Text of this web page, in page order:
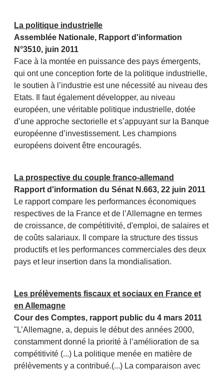
La politique industrielle
Assemblée Nationale, Rapport d'information
N°3510, juin 2011
Face à la montée en puissance des pays émergents,
qui ont une conception forte de la politique industrielle,
le soutien à l’industrie est une nécessité au niveau des
Etats. Il faut également développer, au niveau
européen, une véritable politique industrielle, dotée
d’une approche sectorielle et s’appuyant sur la Banque
européenne d’investissement. Les champions
européens doivent être encouragés.
La prospective du couple franco-allemand
Rapport d'information du Sénat N.663, 22 juin 2011
Le rapport compare les performances économiques
respectives de la France et de l’Allemagne en termes
de croissance, de compétitivité, d'emploi, de salaires et
de coûts salariaux. Il compare la structure des tissus
productifs et les performances commerciales des deux
pays et leur insertion dans la mondialisation.
Les prélèvements fiscaux et sociaux en France et
en Allemagne
Cour des Comptes, rapport public du 4 mars 2011
"L’Allemagne, a, depuis le début des années 2000,
constamment donné la priorité à l’amélioration de sa
compétitivité (...) La politique menée en matière de
prélèvements y a contribué.(...) La comparaison avec